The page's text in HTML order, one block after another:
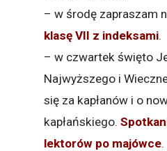
– w środę zapraszam
klasę VII z indeksami.
– w czwartek święto
Najwyższego i
się za kapłanów i o
kapłańskiego.
lektorów po majówce.